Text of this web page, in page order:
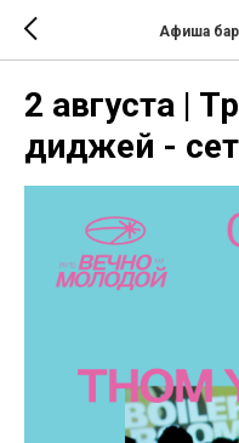
Афиша
2 августа |
диджей -